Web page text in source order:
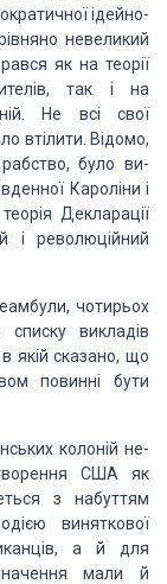
ідейно-
невеликий
як на теорії
так і на
Не всі свої
втілити. Відомо,
було ви­
Кароліни і
Декларації
і революційний
чотирьох
списку викладів
якій сказано, що
повинні бути
колоній не­
США як
з набуттям
виняткової
а й для
мали й